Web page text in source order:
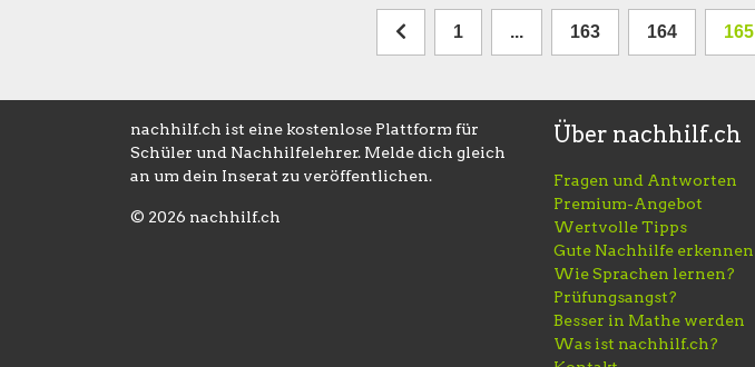
1 ... 163 164 165
nachhilf.ch ist eine kostenlose Plattform für
Schüler und Nachhilfelehrer. Melde dich gleich
an um dein Inserat zu veröffentlichen.
© 2026 nachhilf.ch
Über nachhilf.ch
Fragen und Antworten
Premium-Angebot
Wertvolle Tipps
Gute Nachhilfe erkennen
Wie Sprachen lernen?
Prüfungsangst?
Besser in Mathe werden
Was ist nachhilf.ch?